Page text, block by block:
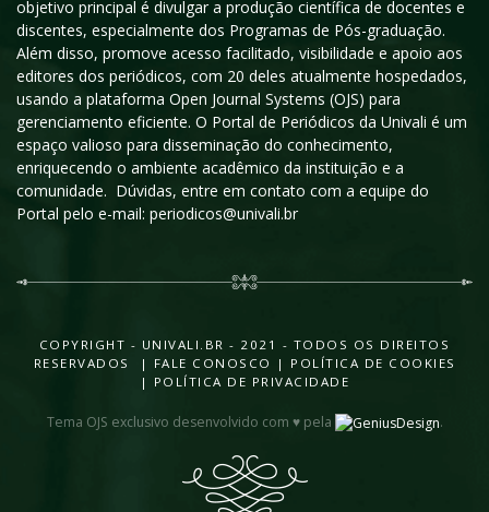
objetivo principal é divulgar a produção científica de docentes e
discentes, especialmente dos Programas de Pós-graduação.
Além disso, promove acesso facilitado, visibilidade e apoio aos
editores dos periódicos, com 20 deles atualmente hospedados,
usando a plataforma Open Journal Systems (OJS) para
gerenciamento eficiente. O Portal de Periódicos da Univali é um
espaço valioso para disseminação do conhecimento,
enriquecendo o ambiente acadêmico da instituição e a
comunidade. Dúvidas, entre em contato com a equipe do
Portal pelo e-mail: periodicos@univali.br
COPYRIGHT - UNIVALI.BR - 2021 - TODOS OS DIREITOS
RESERVADOS |
FALE CONOSCO | POLÍTICA DE COOKIES
| POLÍTICA DE PRIVACIDADE
Tema OJS exclusivo desenvolvido com ♥ pela .